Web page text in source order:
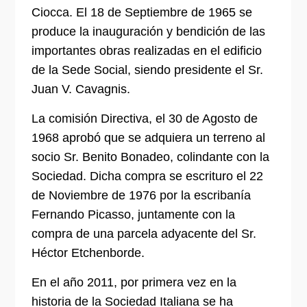
Ciocca. El 18 de Septiembre de 1965 se
produce la inauguración y bendición de las
importantes obras realizadas en el edificio
de la Sede Social, siendo presidente el Sr.
Juan V. Cavagnis.
La comisión Directiva, el 30 de Agosto de
1968 aprobó que se adquiera un terreno al
socio Sr. Benito Bonadeo, colindante con la
Sociedad. Dicha compra se escrituro el 22
de Noviembre de 1976 por la escribanía
Fernando Picasso, juntamente con la
compra de una parcela adyacente del Sr.
Héctor Etchenborde.
En el año 2011, por primera vez en la
historia de la Sociedad Italiana se ha